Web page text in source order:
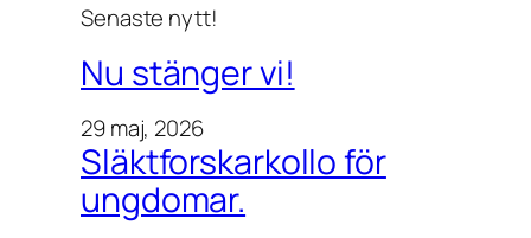
a
l
e
n
.
Senaste nytt!
Nu stänger vi!
29 maj, 2026
Släktforskarkollo för
ungdomar.